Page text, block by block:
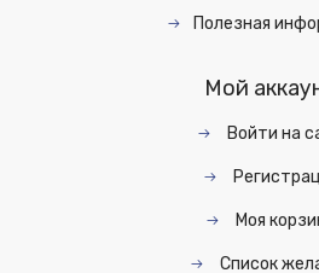
Полезная
Мой
Войти на
Моя
Список